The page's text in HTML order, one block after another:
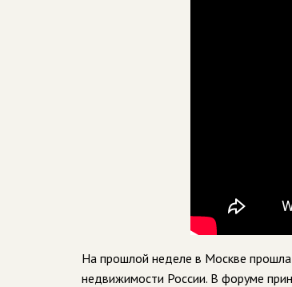
На прошлой неделе в Москве прошла
недвижимости России. В форуме